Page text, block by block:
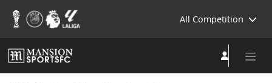
All Competition